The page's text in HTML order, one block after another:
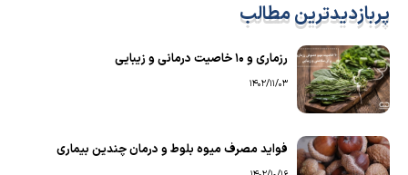
پربازدیدترین مطالب
رزماری و ۱۰ خاصیت درمانی و زیبایی
1402/11/03
فواید مصرف میوه بلوط و درمان چندین بیماری